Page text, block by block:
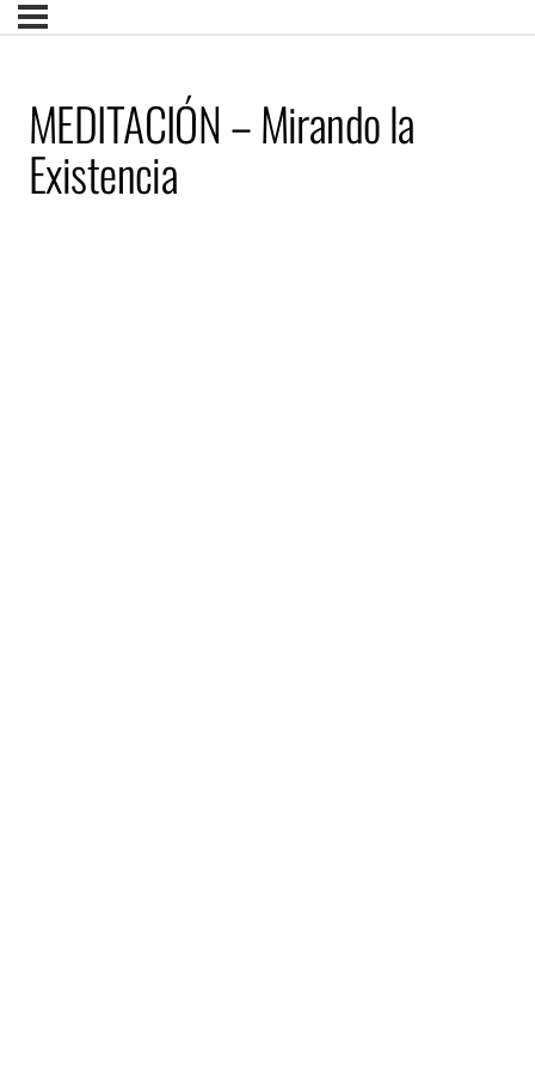
MEDITACIÓN – Mirando la
Existencia